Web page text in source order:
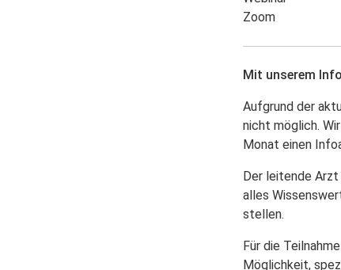
Zoom
Mit unserem
Aufgrund der
nicht möglich.
Monat einen
Der leitende Arzt
alles
stellen.
Für die
Möglichkeit,